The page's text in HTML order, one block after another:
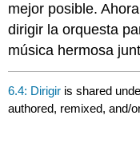
mejor posible.
dirigir la orquesta
música hermosa
6.4: Dirigir is shared
authored, remixed, and/